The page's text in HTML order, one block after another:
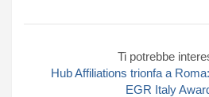
Ti potrebbe
Hub Affiliations trionfa a
EGR Italy